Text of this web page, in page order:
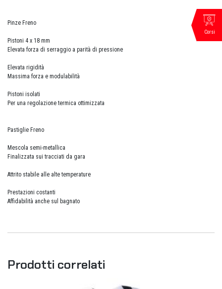
Pinze Freno
Pistoni 4 x 18 mm
Elevata forza di serraggio a parità di pressione
Elevata rigidità
Massima forza e modulabilità
Pistoni isolati
Per una regolazione termica ottimizzata
Pastiglie Freno
Mescola semi-metallica
Finalizzata sui tracciati da gara
Attrito stabile alle alte temperature
Prestazioni costanti
Affidabilità anche sul bagnato
Prodotti correlati
Corsi